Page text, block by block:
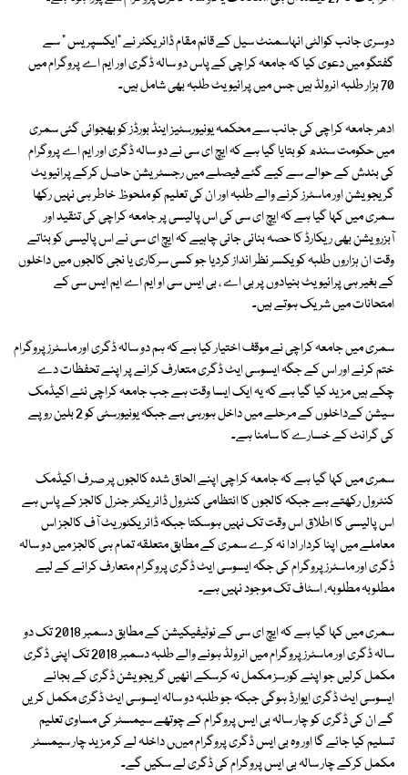
دوسری جانب کوالٹی انہاسمنٹ سیل کے قائم مقام ڈائریکٹر نے "ایکسپریس " سے
گفتگو میں دعوی کیا کہ جامعہ کراچی کے پاس دو سالہ ڈگری اور ایم اے پروگرام میں
70 ہزار طلبہ انرولڈ ہیں جس میں پرائیویٹ طلبہ بھی شامل ہیں۔
ادھر جامعہ کراچی کی جانب سے محکمہ یونیورسٹیز اینڈ بورڈز کو بھجوائی گئی سمری
میں حکومت سندھ کو بتایا گیا ہے کہ ایچ ای سی نے دو سالہ ڈگری اور ایم اے پروگرام
کی بندش کے حوالے سے کیے گئے فیصلے میں رجسٹریشن حاصل کرکے پرائیویٹ
گریجویشن اور ماسٹرز کرنے والے طلبہ اور ان کی تعلیم کو ملحوظ خاطر ہی نہیں رکھا
سمری میں کہا گیا ہے کہ ایچ ای سی کی اس پالیسی پر جامعہ کراچی کی تنقید اور
آبزرویشن بھی ریکارڈ کا حصہ بنائی جانی چاہیے کہ ایچ ای سی نے اس پالیسی کو بناتے
وقت ان ہزاروں طلبہ کو یکسر نظر انداز کردیا جو کسی سرکاری یا نجی کالجوں میں داخلوں
کے بغیر ہی پرائیویٹ بنیادوں پر بی اے ، بی ایس سی او ایم اے ایم ایس سی کے
امتحانات میں شریک ہوتے ہیں۔
سمری میں جامعہ کراچی نے موقف اختیار کیا ہے کہ ہم دو سالہ ڈگری اور ماسٹرز پروگرام
ختم کرنے اور اس کے جگہ ایسوسی ایٹ ڈگری متعارف کرانے پر اپنے تحفظات دے
چکے ہیں مزید کیا گیا ہے کہ یہ ایک ایسا وقت ہے جب جامعہ کراچی نئے اکیڈمک
سیشن کےداخلوں کے مرحلے میں داخل ہورہی ہے جبکہ یونیورسٹی کو 2 بلین روپے
کی گرانٹ کے خسارے کا سامنا ہے۔
سمری میں کہا گیا ہے کہ جامعہ کراچی اپنے الحاق شدہ کالجوں پر صرف اکیڈمک
کنٹرول رکھتے ہے جبکہ کالجوں کا انتظامی کنٹرول ڈائریکٹر جنرل کالجز کے پاس ہے
اس پالیسی کا اطلاق اس وقت تک نہیں ہوسکتا جبکہ ڈائریکٹوریٹ آف کالجز اس
معاملے میں اپنا کردار ادا نہ کرے سمری کے مطابق متعلقہ تمام ہی کالجز میں دو سالہ
ڈگری اور ماسٹرز پروگرام کی جگہ ایسوسی ایٹ ڈگری پروگرام متعارف کرانے کے لیے
مطلوبہ مطلوبہ، اسٹاف تک موجود نہیں ہے۔
سمری میں کہا گیا ہے کہ ایچ ای سی کے نوٹیفیکیشن کے مطابق دسمبر 2018 تک دو
سالہ ڈگری اور ماسٹرز پروگرام میں انرولڈ ہونے والے طلبہ دسمبر 2018 تک اپنی ڈگری
مکمل کرلیں جو اپنے کورسز مکمل نہ کرسکے انھیں گریجویشن ڈگری کے بجائے
ایسوسی ایٹ ڈگری ایوارڈ ہوگی جبکہ جو طلبہ دو سالہ ایسوسی ایٹ ڈگری مکمل کریں
گے ان کی ڈگری کو چار سالہ بی ایس پروگرام کے چوتھے سیمسٹر کی مساوی تعلیم
تسلیم کیا جائے گا اور وہ بی ایس ڈگری پروگرام میںں داخلہ لے کر مزید چار سیمسٹر
مکمل کرکے چار سالہ بی ایس پروگرام کی ڈگری لے سکیں گے۔